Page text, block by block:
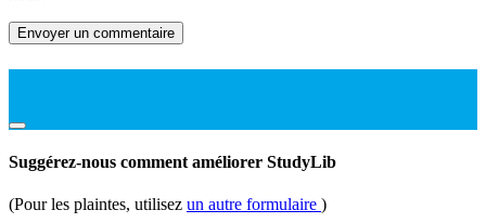
Envoyer un commentaire
Suggérez-nous comment améliorer StudyLib
(Pour les plaintes, utilisez un autre formulaire )